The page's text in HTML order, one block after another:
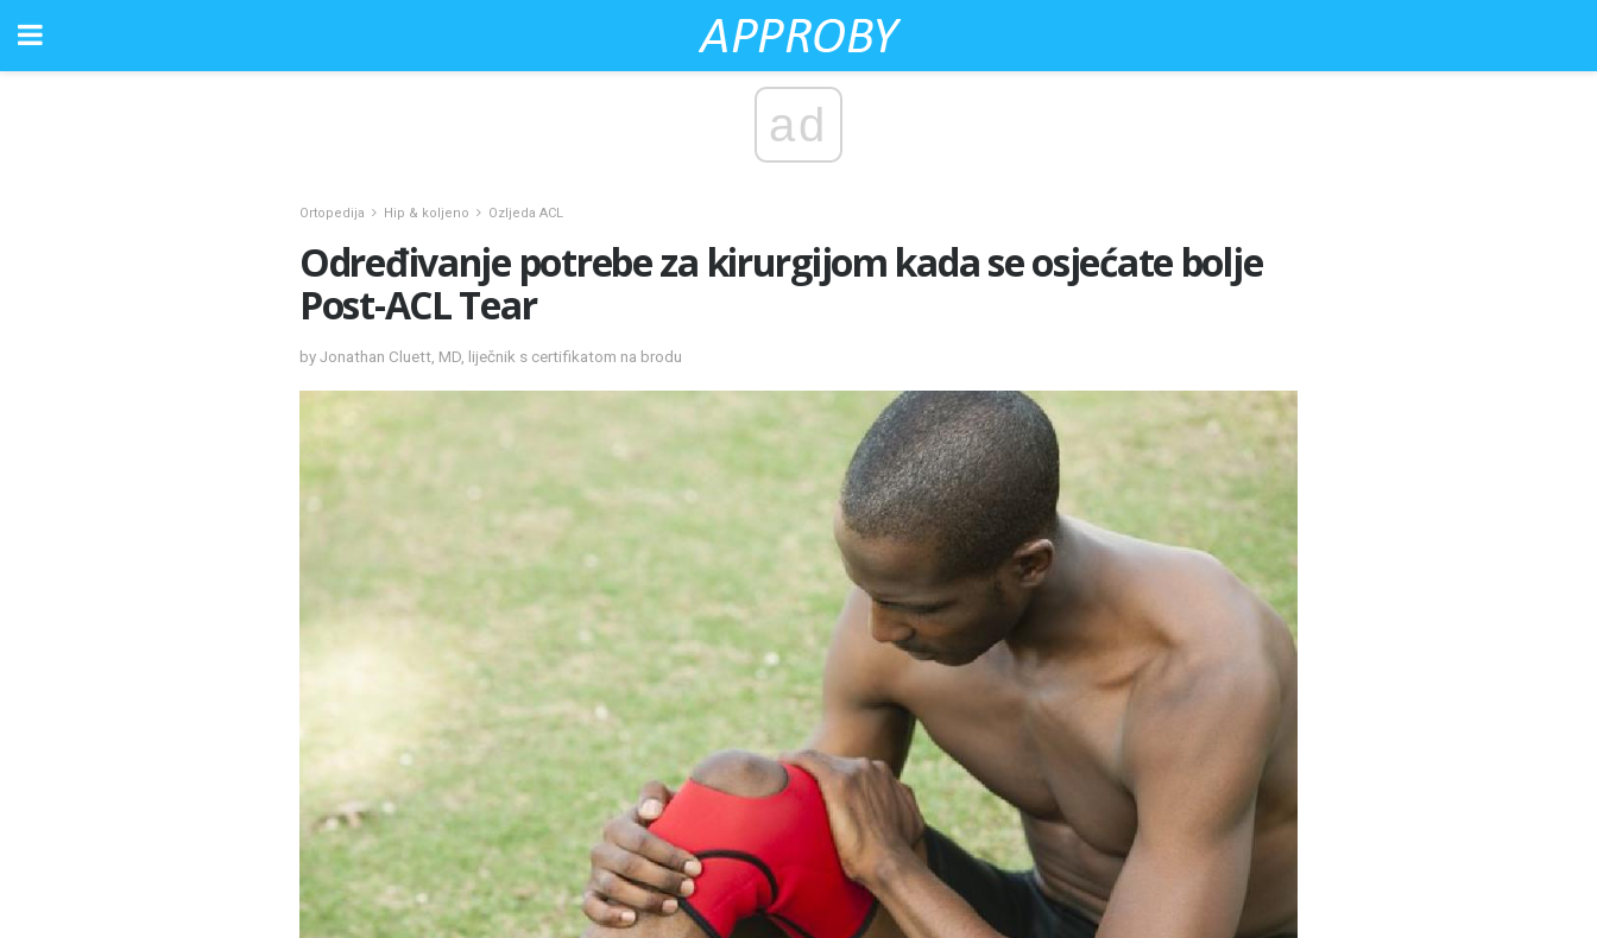
ad
Ortopedija Hip & koljeno Ozljeda ACL
Određivanje potrebe za kirurgijom kada se osjećate bolje
Post-ACL Tear
by Jonathan Cluett, MD, liječnik s certifikatom na brodu